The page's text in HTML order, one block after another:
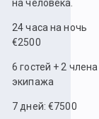
на человека.
24 часа на ночь
€2500
6 гостей + 2 члена
экипажа
7 дней: €7500